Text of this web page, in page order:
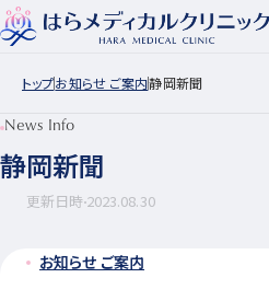
トップお知らせ ご案内静岡新聞
News Info
静岡新聞
更新日時2023.08.30
お知らせ ご案内